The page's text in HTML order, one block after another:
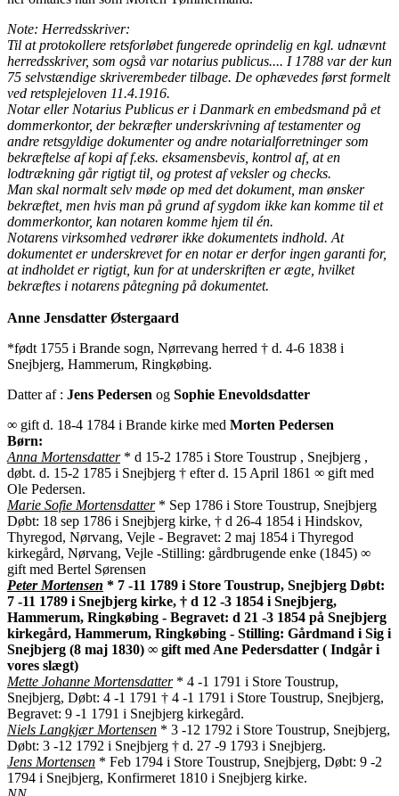
Note: Herredsskriver:
Til at protokollere retsforløbet fungerede oprindelig en kgl. udnævnt
herredsskriver, som også var notarius publicus.... I 1788 var der kun
75 selvstændige skriverembeder tilbage. De ophævedes først formelt
ved retsplejeloven 11.4.1916.
Notar eller Notarius Publicus er i Danmark en embedsmand på et
dommerkontor, der bekræfter underskrivning af testamenter og
andre retsgyldige dokumenter og andre notarialforretninger som
bekræftelse af kopi af f.eks. eksamensbevis, kontrol af, at en
lodtrækning går rigtigt til, og protest af veksler og checks.
Man skal normalt selv møde op med det dokument, man ønsker
bekræftet, men hvis man på grund af sygdom ikke kan komme til et
dommerkontor, kan notaren komme hjem til én.
Notarens virksomhed vedrører ikke dokumentets indhold. At
dokumentet er underskrevet for en notar er derfor ingen garanti for,
at indholdet er rigtigt, kun for at underskriften er ægte, hvilket
bekræftes i notarens påtegning på dokumentet.
Anne Jensdatter Østergaard
*født 1755 i Brande sogn, Nørrevang herred † d. 4-6 1838 i
Snejbjerg, Hammerum, Ringkøbing.
Datter af : Jens Pedersen og Sophie Enevoldsdatter
∞ gift d. 18-4 1784 i Brande kirke med Morten Pedersen
Børn:
Anna Mortensdatter * d 15-2 1785 i Store Toustrup , Snejbjerg ,
døbt. d. 15-2 1785 i Snejbjerg † efter d. 15 April 1861 ∞ gift med
Ole Pedersen.
Marie Sofie Mortensdatter* Sep 1786 i Store Toustrup, Snejbjerg
Døbt: 18 sep 1786 i Snejbjerg kirke, † d 26-4 1854 i Hindskov,
Thyregod, Nørvang, Vejle - Begravet: 2 maj 1854 i Thyregod
kirkegård, Nørvang, Vejle -Stilling: gårdbrugende enke (1845) ∞
gift med Bertel Sørensen
Peter Mortensen * 7 -11 1789 i Store Toustrup, Snejbjerg Døbt:
7 -11 1789 i Snejbjerg kirke, † d 12 -3 1854 i Snejbjerg,
Hammerum, Ringkøbing - Begravet: d 21 -3 1854 på Snejbjerg
kirkegård, Hammerum, Ringkøbing - Stilling: Gårdmand i Sig i
Snejbjerg (8 maj 1830) ∞ gift med Ane Pedersdatter ( Indgår i
vores slægt)
Mette Johanne Mortensdatter* 4 -1 1791 i Store Toustrup,
Snejbjerg, Døbt: 4 -1 1791 † 4 -1 1791 i Store Toustrup, Snejbjerg,
Begravet: 9 -1 1791 i Snejbjerg kirkegård.
Niels Langkjær Mortensen * 3 -12 1792 i Store Toustrup, Snejbjerg,
Døbt: 3 -12 1792 i Snejbjerg † d. 27 -9 1793 i Snejbjerg.
Jens Mortensen * Feb 1794 i Store Toustrup, Snejbjerg, Døbt: 9 -2
1794 i Snejbjerg, Konfirmeret 1810 i Snejbjerg kirke.